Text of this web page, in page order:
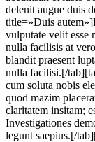
delenit augue duis
title=»Duis
vulputate velit esse
nulla facilisis at
blandit praesent
nulla facilisi.[/
cum soluta nobis
quod mazim
claritatem insitam;
Investigationes
legunt saepius.[/